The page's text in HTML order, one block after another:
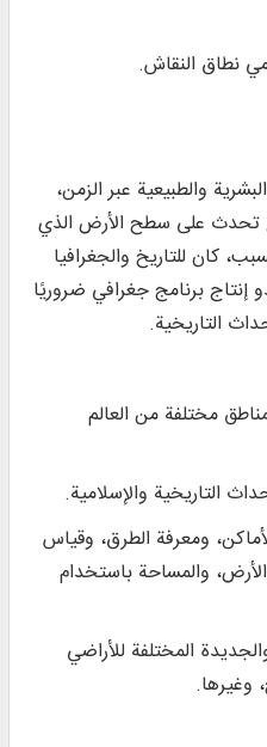
نطاق النقاش.
والطبيعية عبر الزمن،
تحدث على سطح الأرض الذي
كان للتاريخ والجغرافيا
إنتاج برنامج جغرافي ضروريًا
التاريخية.
مختلفة من العالم
ومعرفة الطرق، وقياس
والمساحة باستخدام
المختلفة للأراضي
وغيرها.